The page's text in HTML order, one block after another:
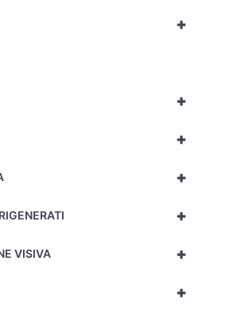
+
+
+
+
+
+
VISIVA
+